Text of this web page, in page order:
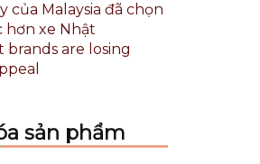
của Malaysia đã chọn
hơn xe Nhật
brands are losing
sản phẩm